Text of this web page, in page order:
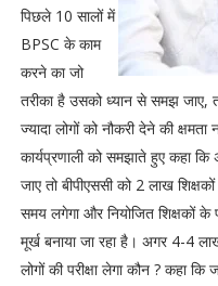
पिछले 10 सालों में
BPSC के काम
करने का जो
तरीका है उसको ध्यान से समझ
ज्यादा लोगों को नौकरी देने की
कार्यप्रणाली को समझाते हुए कहा कि
जाए तो बीपीएससी को 2 लाख
समय लगेगा और नियोजित शिक्षकों
मूर्ख बनाया जा रहा है। अगर 4-4
लोगों की परीक्षा लेगा कौन ? कहा कि